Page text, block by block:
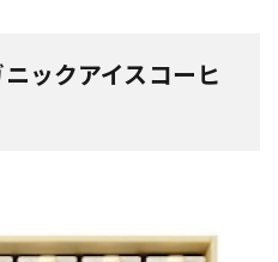
ックアイスコーヒ